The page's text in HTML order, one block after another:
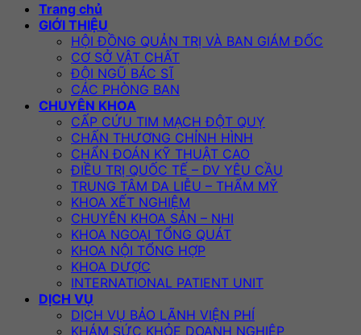
Trang chủ
GIỚI THIỆU
HỘI ĐỒNG QUẢN TRỊ VÀ BAN GIÁM ĐỐC
CƠ SỞ VẬT CHẤT
ĐỘI NGŨ BÁC SĨ
CÁC PHÒNG BAN
CHUYÊN KHOA
CẤP CỨU TIM MẠCH ĐỘT QUỴ
CHẤN THƯƠNG CHỈNH HÌNH
CHẨN ĐOÁN KỸ THUẬT CAO
ĐIỀU TRỊ QUỐC TẾ – DV YÊU CẦU
TRUNG TÂM DA LIỄU – THẨM MỸ
KHOA XẾT NGHIỆM
CHUYÊN KHOA SẢN – NHI
KHOA NGOẠI TỔNG QUÁT
KHOA NỘI TỔNG HỢP
KHOA DƯỢC
INTERNATIONAL PATIENT UNIT
DỊCH VỤ
DỊCH VỤ BẢO LÃNH VIỆN PHÍ
KHÁM SỨC KHỎE DOANH NGHIỆP